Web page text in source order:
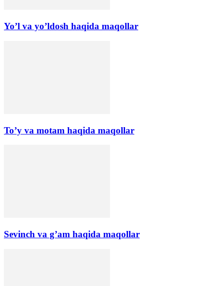
Yo’l va yo’ldosh haqida maqollar
To’y va motam haqida maqollar
Sevinch va g’am haqida maqollar